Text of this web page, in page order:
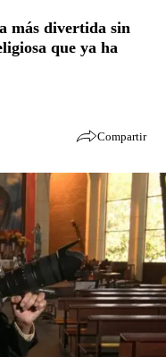
más divertida sin
que ya ha
Compartir